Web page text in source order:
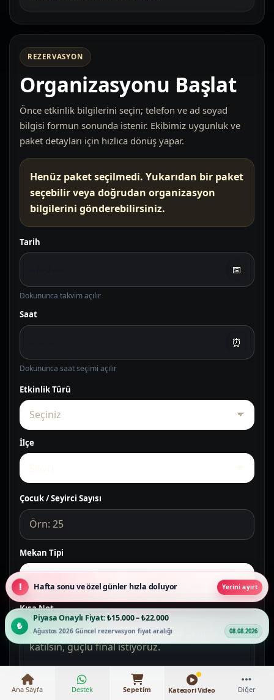
REZERVASYON
Organizasyonu Başlat
Önce etkinlik bilgilerini seçin; telefon ve ad soyad
bilgisi formun sonunda istenir. Ekibimiz uygunluk ve
paket detayları için hızlıca dönüş yapar.
Henüz paket seçilmedi. Yukarıdan bir paket
seçebilir veya doğrudan organizasyon
bilgilerini gönderebilirsiniz.
Tarih
📅
Dokununca takvim açılır
Saat
⏰
Dokununca saat seçimi açılır
Etkinlik Türü
İlçe
Çocuk / Seyirci Sayısı
Mekan Tipi
Kısa Not
Piyasa Onaylı Fiyat:₺15.000 – ₺22.000
Ağustos 2026 Güncel rezervasyon fiyat aralığı 08.08.2026
Hafta sonu ve özel günler hızla doluyor Yerini ayırt
Ana Sayfa Destek Sepetim Kategori Video Diğer